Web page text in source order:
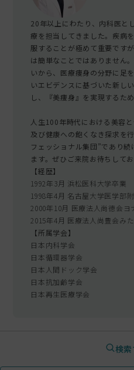
20年以上にわたり、内科医と
療を担当してきました。疾病
服することが極めて重要です
は簡単なことではありません
いから、医療痩身の分野に足
いエビデンスに基づいた新し
し、『美痩身』を実現するた
人生100年時代における美容
及び健康への飽くなき探求を
フェッショナル集団”であり
ます。ぜひご来院お待ちしてお
【経歴】
1992年3月 浜松医科大学卒業
1998年4月 名古屋大学医学部
2000年10月 医療法人尚徳会ヨ
2015年4月 医療法人尚豊会み
【所属学会】
日本内科学会
日本循環器学会
日本人間ドック学会
日本抗加齢学会
日本再生医療学会
検